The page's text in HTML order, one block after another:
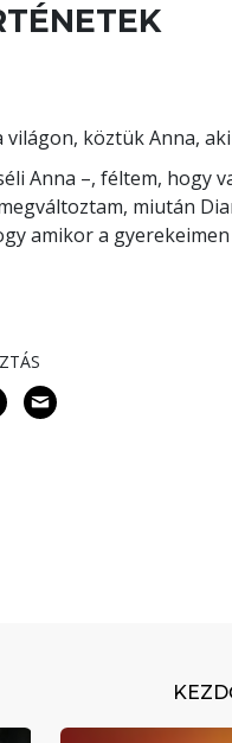
köztük Anna, aki
Anna –, féltem, hogy
miután
amikor a